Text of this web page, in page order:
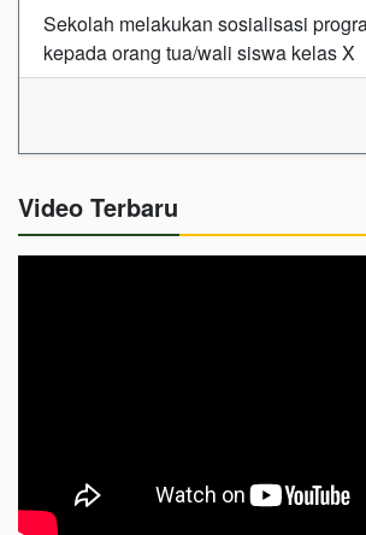
Sekolah melakukan sosialisasi
kepada orang tua/wali siswa kelas X
Video Terbaru